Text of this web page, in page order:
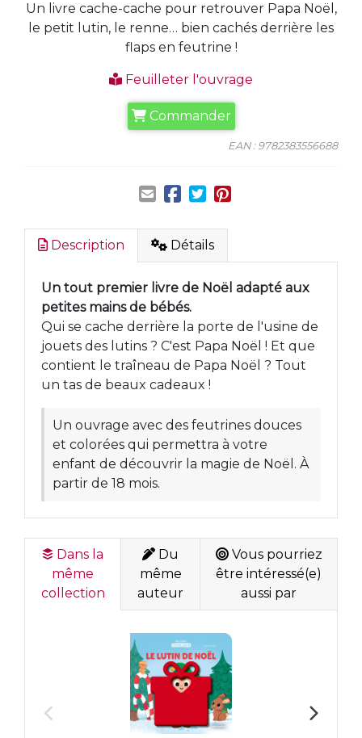
Un livre cache-cache pour retrouver Papa Noël,
le petit lutin, le renne… bien cachés derrière les
flaps en feutrine !
Feuilleter l'ouvrage
Commander
EAN : 9782383556688
Description Détails
Un tout premier livre de Noël adapté aux
petites mains de bébés.
Qui se cache derrière la porte de l'usine de
jouets des lutins ? C'est Papa Noël ! Et que
contient le traîneau de Papa Noël ? Tout
un tas de beaux cadeaux !
Un ouvrage avec des feutrines douces
et colorées qui permettra à votre
enfant de découvrir la magie de Noël. À
partir de 18 mois.
Dans la
même
collection
Du
même
auteur
Vous pourriez
être intéressé(e)
aussi par